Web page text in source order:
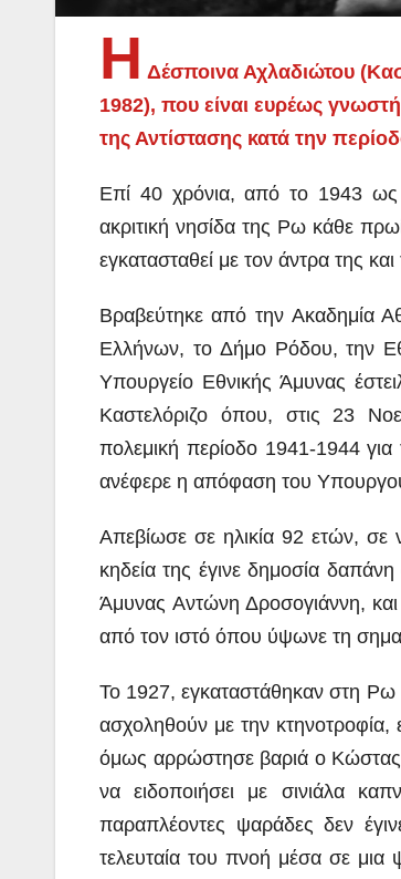
Η Δέσποινα Αχλαδιώτου
1982), που είναι ευρέως
της Αντίστασης κατά την
Επί 40 χρόνια, από το 1943 ως
ακριτική νησίδα της Ρω κάθε
εγκατασταθεί με τον άντρα της
Βραβεύτηκε από την Ακαδημία
Ελλήνων, το Δήμο Ρόδου, την
Υπουργείο Εθνικής Άμυνας
Καστελόριζο όπου, στις 23
πολεμική περίοδο 1941-1944
ανέφερε η απόφαση του
Απεβίωσε σε ηλικία 92 ετών,
κηδεία της έγινε δημοσία
Άμυνας Αντώνη Δροσογιάννη,
από τον ιστό όπου ύψωνε τη
Το 1927, εγκαταστάθηκαν στη Ρω
ασχοληθούν με την κτηνοτροφία,
όμως αρρώστησε βαριά ο
να ειδοποιήσει με σινιάλα
παραπλέοντες ψαράδες δεν
τελευταία του πνοή μέσα σε μια